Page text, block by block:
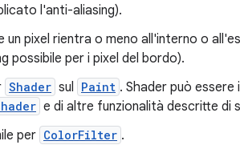
l'anti-aliasing).
un pixel rientra o meno all'interno o
possibile per i pixel del bordo).
Shader sul Paint . Shader può
e di altre funzionalità descritte di
per ColorFilter .